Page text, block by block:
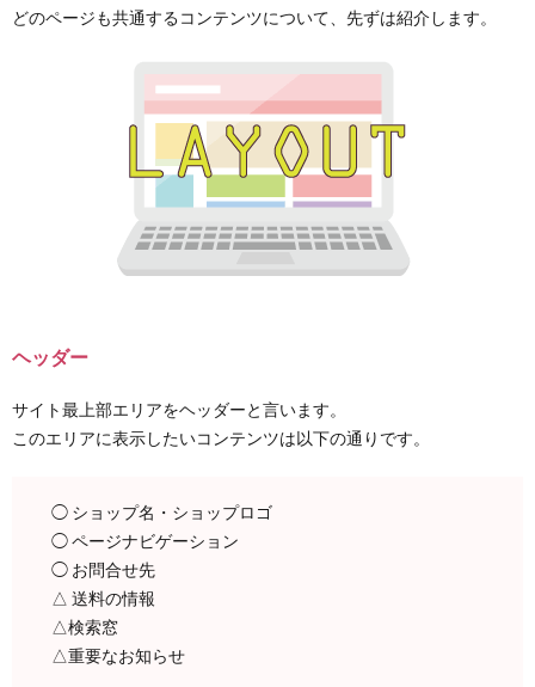
どのページも共通するコンテンツについて、先ずは紹介します。
ヘッダー
サイト最上部エリアをヘッダーと言います。
このエリアに表示したいコンテンツは以下の通りです。
◯ ショップ名・ショップロゴ
◯ ページナビゲーション
◯ お問合せ先
△ 送料の情報
△検索窓
△重要なお知らせ